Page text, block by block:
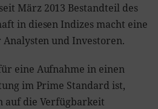
März 2013 Bestandteil des
in diesen Indizes macht eine
und Investoren.
eine Aufnahme in einen
im Prime Standard ist,
auf die Verfügbarkeit